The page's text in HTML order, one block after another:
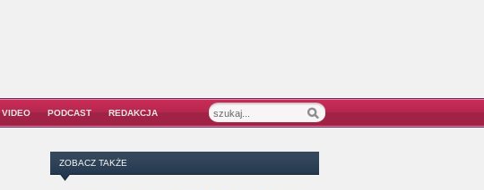
VIDEO PODCAST REDAKCJA
ZOBACZ TAKŻE